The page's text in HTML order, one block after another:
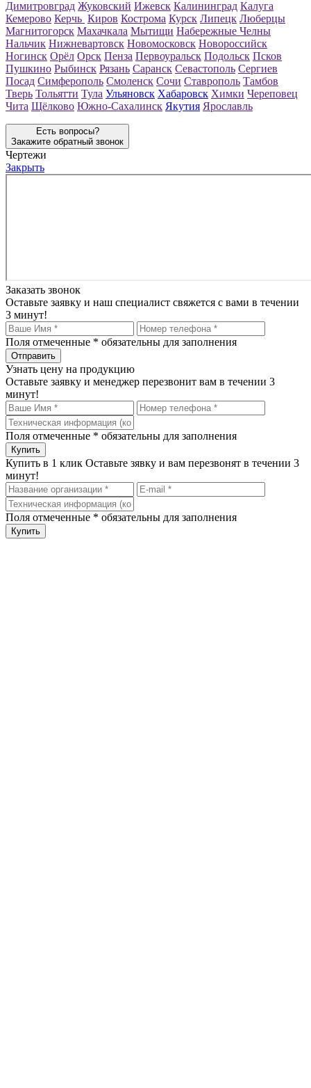
Димитровград Жуковский Ижевск Калининград Калуга
Кемерово Керчь Киров Кострома Курск Липецк Люберцы
Магнитогорск Махачкала Мытищи Набережные Челны
Нальчик Нижневартовск Новомосковск Новороссийск
Ногинск Орёл Орск Пенза Первоуральск Подольск Псков
Пушкино Рыбинск Рязань Саранск Севастополь Сергиев
Посад Симферополь Смоленск Сочи Ставрополь Тамбов
Тверь Тольятти Тула Ульяновск Хабаровск Химки Череповец
Чита Щёлково Южно-Сахалинск Якутия Ярославль
Есть вопросы?
Закажите обратный звонок
Чертежи
Закрыть
Заказать звонок
Оставьте заявку и наш специалист свяжется с вами в течении
3 минут!
Поля отмеченные * обязательны для заполнения
Узнать цену на продукцию
Оставьте заявку и менеджер перезвонит вам в течении 3
минут!
Поля отмеченные * обязательны для заполнения
Купить в 1 клик Оставьте зявку и вам перезвонят в течении 3
минут!
Поля отмеченные * обязательны для заполнения